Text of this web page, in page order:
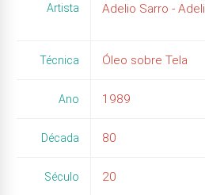
Artista Adelio Sarro -
Técnica Óleo sobre Tela
Ano 1989
Década 80
Século 20